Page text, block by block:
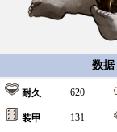
数据
耐久 620
装甲 131